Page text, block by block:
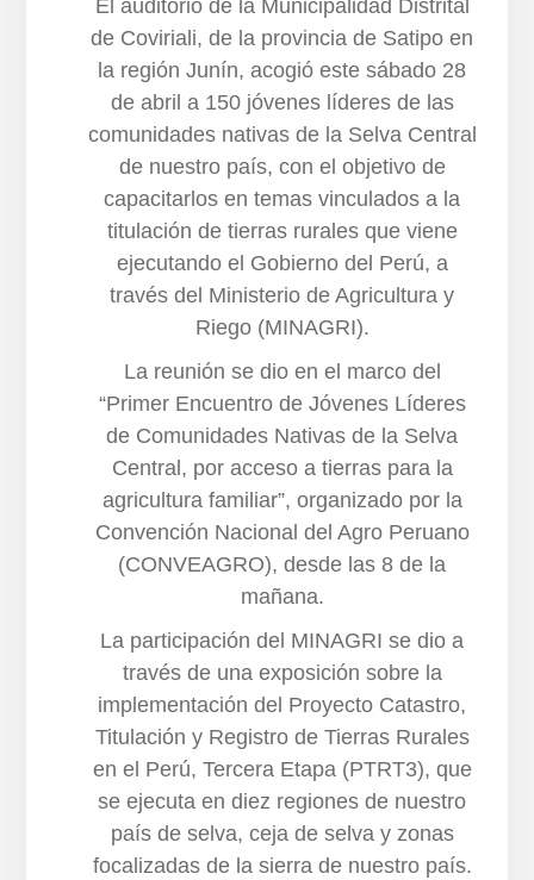
El auditorio de la Municipalidad Distrital
de Coviriali, de la provincia de Satipo en
la región Junín, acogió este sábado 28
de abril a 150 jóvenes líderes de las
comunidades nativas de la Selva Central
de nuestro país, con el objetivo de
capacitarlos en temas vinculados a la
titulación de tierras rurales que viene
ejecutando el Gobierno del Perú, a
través del Ministerio de Agricultura y
Riego (MINAGRI).
La reunión se dio en el marco del
“Primer Encuentro de Jóvenes Líderes
de Comunidades Nativas de la Selva
Central, por acceso a tierras para la
agricultura familiar”, organizado por la
Convención Nacional del Agro Peruano
(CONVEAGRO), desde las 8 de la
mañana.
La participación del MINAGRI se dio a
través de una exposición sobre la
implementación del Proyecto Catastro,
Titulación y Registro de Tierras Rurales
en el Perú, Tercera Etapa (PTRT3), que
se ejecuta en diez regiones de nuestro
país de selva, ceja de selva y zonas
focalizadas de la sierra de nuestro país.